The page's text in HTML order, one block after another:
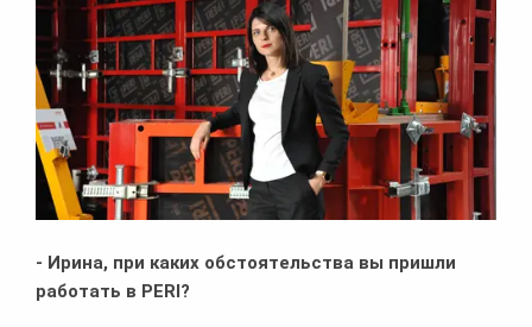
- Ирина, при каких обстоятельства вы пришли
работать в PERI?